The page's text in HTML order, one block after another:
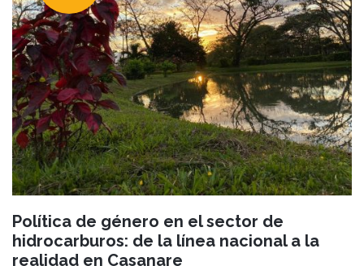
Política de género en el sector de
hidrocarburos: de la línea nacional a la
realidad en Casanare